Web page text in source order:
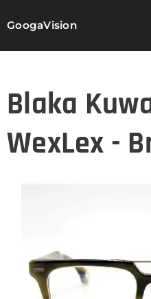
GoogaVision
Blaka
WexLex -